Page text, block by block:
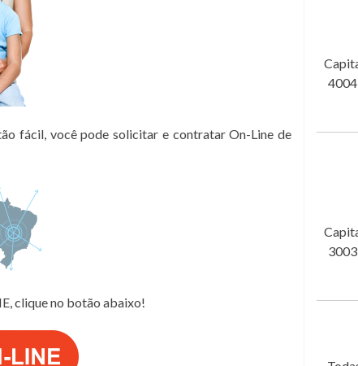
fácil, você pode solicitar e contratar On-Line de
clique no botão abaixo!